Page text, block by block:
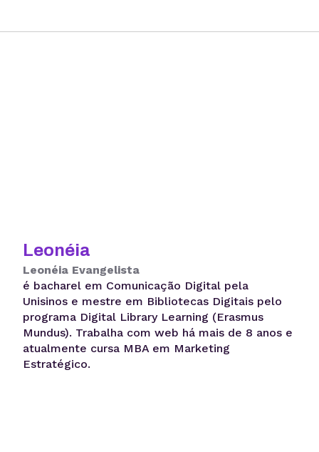
Leonéia
Leonéia Evangelista
é bacharel em Comunicação Digital pela
Unisinos e mestre em Bibliotecas Digitais pelo
programa Digital Library Learning (Erasmus
Mundus). Trabalha com web há mais de 8 anos e
atualmente cursa MBA em Marketing
Estratégico.